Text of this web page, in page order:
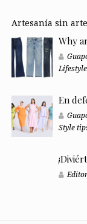
Artesanía sin
Why
Lifestyle
En
Style